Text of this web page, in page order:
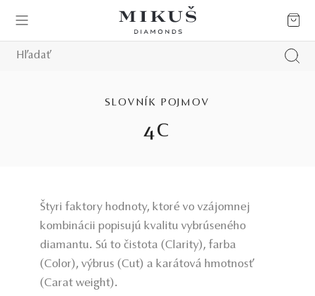
SLOVNÍK POJMOV
4C
Štyri faktory hodnoty, ktoré vo vzájomnej
kombinácii popisujú kvalitu vybrúseného
diamantu. Sú to čistota (Clarity), farba
(Color), výbrus (Cut) a karátová hmotnosť
(Carat weight).